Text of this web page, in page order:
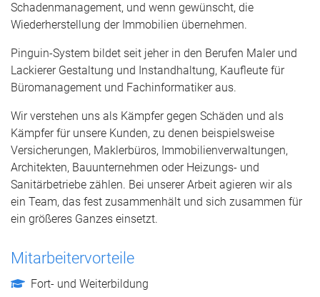
Schadenmanagement, und wenn gewünscht, die
Wiederherstellung der Immobilien übernehmen.
Pinguin-System bildet seit jeher in den Berufen Maler und
Lackierer Gestaltung und Instandhaltung, Kaufleute für
Büromanagement und Fachinformatiker aus.
Wir verstehen uns als Kämpfer gegen Schäden und als
Kämpfer für unsere Kunden, zu denen beispielsweise
Versicherungen, Maklerbüros, Immobilienverwaltungen,
Architekten, Bauunternehmen oder Heizungs- und
Sanitärbetriebe zählen. Bei unserer Arbeit agieren wir als
ein Team, das fest zusammenhält und sich zusammen für
ein größeres Ganzes einsetzt.
Mitarbeitervorteile
Fort- und Weiterbildung